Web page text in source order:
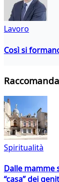
Lavoro
Così si
Spiritualità
Dalle
“casa” dei